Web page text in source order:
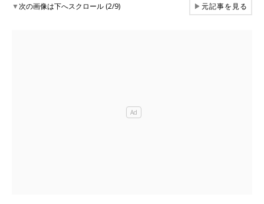
▼次の画像は下へスクロール (2/9) ▶元記事を見る